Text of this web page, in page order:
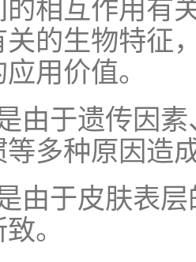
相互作用有
的生物特征
用价值。
由于遗传因
多种原因造
由于皮肤表
。